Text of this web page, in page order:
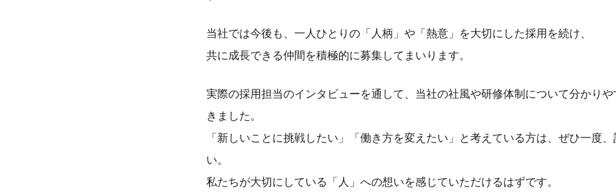
サービス
床下調査・診断
シロアリ予防
お客様の声
当社では今後も、一人ひとりの「人柄」や「熱意」を大切にした採用を続け、
共に成長できる仲間を積極的に募集してまいります。
実際の採用担当のインタビューを通して、当社の社風や研修体制について分かり
きました。
「新しいことに挑戦したい」「働き方を変えたい」と考えている方は、ぜひ一度
い。
私たちが大切にしている「人」への想いを感じていただけるはずです。